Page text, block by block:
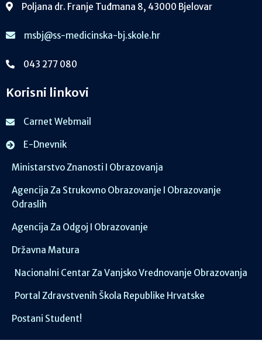
Poljana dr. Franje Tuđmana 8, 43000 Bjelovar
msbj@ss-medicinska-bj.skole.hr
043 277 080
Korisni linkovi
Carnet Webmail
E-Dnevnik
Ministarstvo Znanosti I Obrazovanja
Agencija Za Strukovno Obrazovanje I Obrazovanje
Odraslih
Agencija Za Odgoj I Obrazovanje
Državna Matura
Nacionalni Centar Za Vanjsko Vrednovanje Obrazovanja
Portal Zdravstvenih Škola Republike Hrvatske
Postani Student!